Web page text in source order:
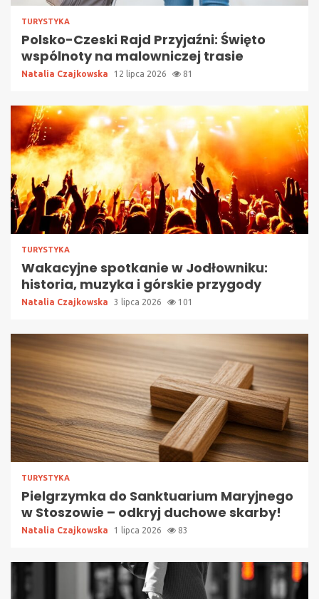
TURYSTYKA
Polsko-Czeski Rajd Przyjaźni: Święto
wspólnoty na malowniczej trasie
Natalia Czajkowska 12 lipca 2026 81
TURYSTYKA
Wakacyjne spotkanie w Jodłowniku:
historia, muzyka i górskie przygody
Natalia Czajkowska 3 lipca 2026 101
TURYSTYKA
Pielgrzymka do Sanktuarium Maryjnego
w Stoszowie – odkryj duchowe skarby!
Natalia Czajkowska 1 lipca 2026 83